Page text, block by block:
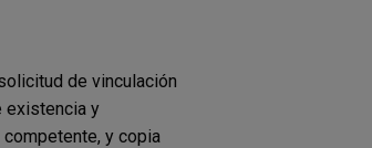
de vinculación
existencia y
y copia